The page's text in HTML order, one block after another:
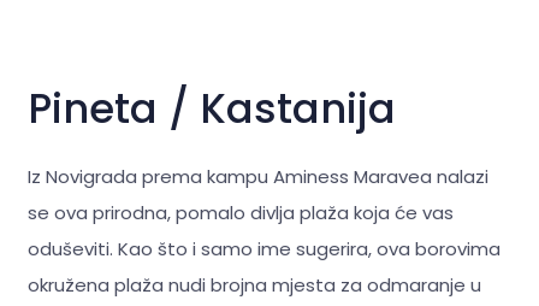
Pineta / Kastanija
Iz Novigrada prema kampu Aminess Maravea nalazi
se ova prirodna, pomalo divlja plaža koja će vas
oduševiti. Kao što i samo ime sugerira, ova borovima
okružena plaža nudi brojna mjesta za odmaranje u